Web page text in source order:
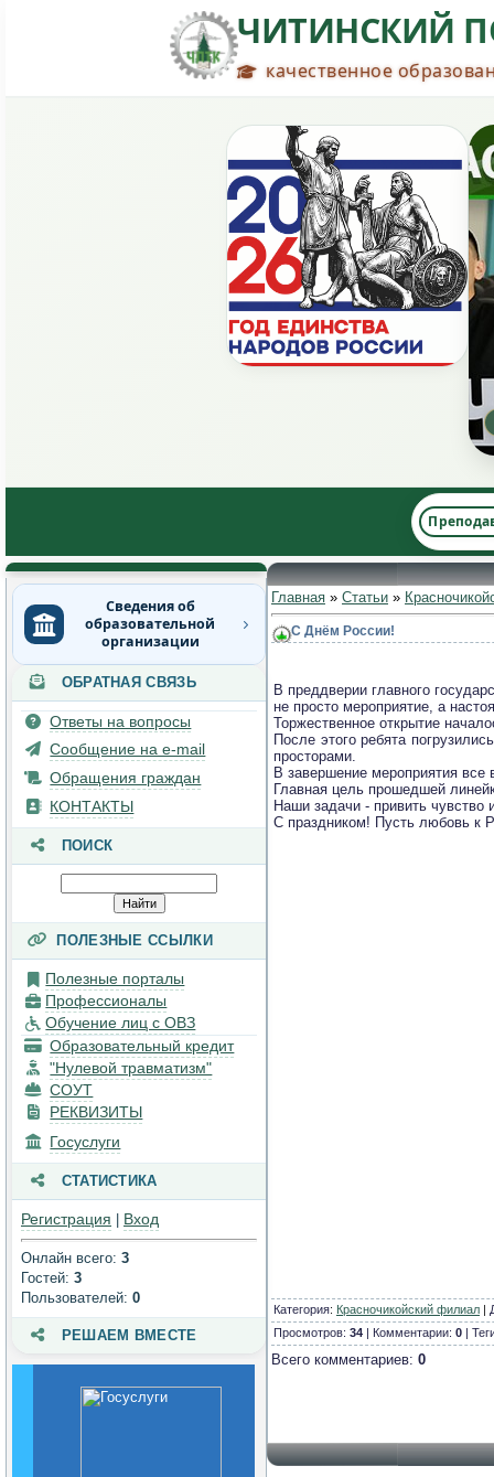
ЧИТИНСКИЙ
качественное
Сведения об
образовательной
организации
Основные сведения
Структура и органы
управления
образовательной
организацией
Документы
Образование
Руководство
Педагогический состав
Материально-
техническое
обеспечение и
оснащенность
образовательного
процесса. Доступная
среда
Платные
образовательные услуги
Финансово-
хозяйственная
деятельность
Вакантные места для
приема (перевода)
обучающихся
Стипендии и меры
поддержки
обучающихся
ОБРАТНАЯ СВЯЗЬ
Ответы на вопросы
Сообщение на e-mail
Обращения граждан
КОНТАКТЫ
ПОИСК
ПОЛЕЗНЫЕ ССЫЛКИ
Полезные порталы
Профессионалы
Обучение лиц с ОВЗ
Образовательный кредит
"Нулевой травматизм"
СОУТ
РЕКВИЗИТЫ
Госуслуги
СТАТИСТИКА
Регистрация Вход
Онлайн всего: 3
Гостей: 3
Пользователей: 0
РЕШАЕМ ВМЕСТЕ
Главная » Статьи »
С Днём России!
В преддверии главного
не просто мероприятие, а
Торжественное открытие
После этого ребята
просторами.
В завершение мероприятия
Главная цель прошедшей
Наши задачи - привить чувство
С праздником! Пусть любовь к
Категория: Красночикойский филиал |
Просмотров: 34 | Комментарии: 0 |
Всего комментариев: 0